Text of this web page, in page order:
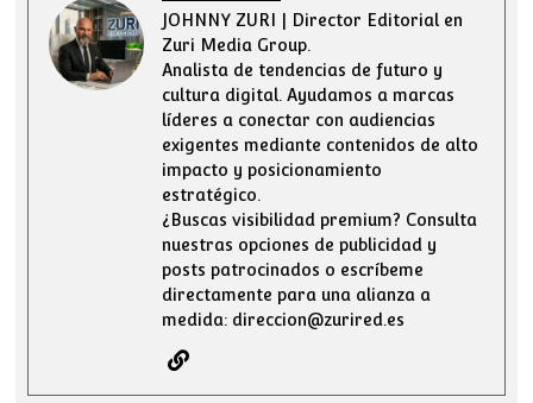
JOHNNY ZURI | Director Editorial en
Zuri Media Group.
Analista de tendencias de futuro y
cultura digital. Ayudamos a marcas
líderes a conectar con audiencias
exigentes mediante contenidos de alto
impacto y posicionamiento
estratégico.
¿Buscas visibilidad premium? Consulta
nuestras opciones de publicidad y
posts patrocinados o escríbeme
directamente para una alianza a
medida: direccion@zurired.es